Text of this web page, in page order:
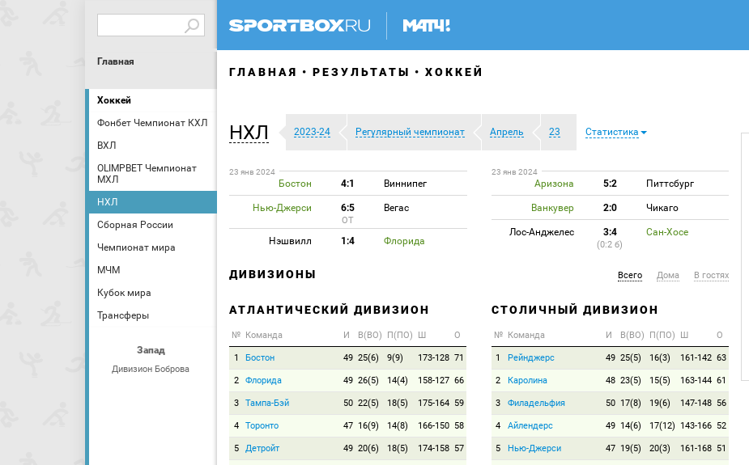
Главная
Хоккей
Фонбет Чемпионат КХЛ
ВХЛ
OLIMPBET Чемпионат
МХЛ
НХЛ
Сборная России
Чемпионат мира
МЧМ
Кубок мира
Трансферы
Запад
Дивизион Боброва
ГЛАВНАЯ РЕЗУЛЬТАТЫ ХОККЕЙ
НХЛ 2023-24 Регулярный чемпионат Апрель 23 Статистика
23 янв 2024
Бостон 4:1 Виннипег
Нью-Джерси 6:5 Вегас
ОТ
Нэшвилл 1:4 Флорида
23 янв 2024
Аризона 5:2 Питтсбург
Ванкувер 2:0 Чикаго
Лос-Анджелес 3:4 Сан-Хосе
(0:2 б)
Всего Дома В гостях
ДИВИЗИОНЫ
АТЛАНТИЧЕСКИЙ ДИВИЗИОН
№ Команда И В(ВО) П(ПО) Ш О
1 Бостон 49 25(6) 9(9) 173-128 71
2 Флорида 49 26(5) 14(4) 158-127 66
3 Тампа-Бэй 50 22(5) 18(5) 175-164 59
4 Торонто 47 16(9) 14(8) 166-150 58
5 Детройт 49 20(6) 18(5) 174-158 57
СТОЛИЧНЫЙ ДИВИЗИОН
№ Команда И В(ВО) П(ПО) Ш О
1 Рейнджерс 49 25(5) 16(3) 161-142 63
2 Каролина 48 23(5) 15(5) 163-144 61
3 Филадельфия 50 17(8) 19(6) 147-148 56
4 Айлендерс 49 14(6) 17(12) 143-166 52
5 Нью-Джерси 47 19(5) 20(3) 161-168 51